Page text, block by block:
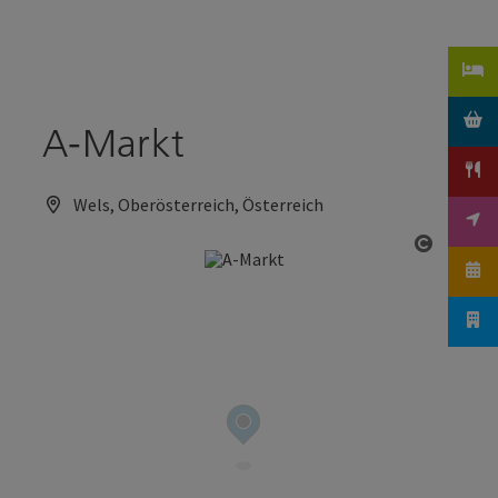
A-Markt
Wels, Oberösterreich, Österreich